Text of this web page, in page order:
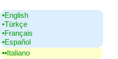
•‎English
•‎Türkçe
•‎Français
•‎Español
▪▪‎Italiano